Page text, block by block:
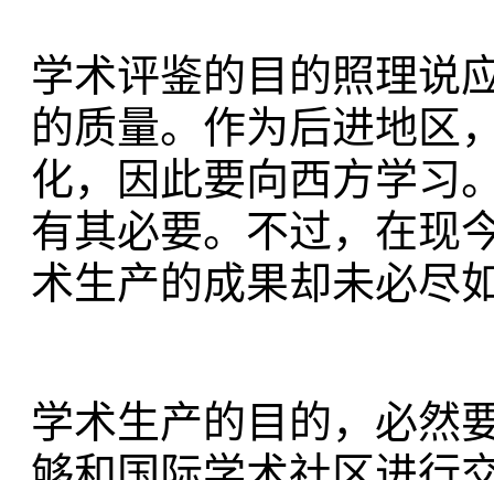
学术评鉴的目的照理说
的质量。作为后进地区
化，因此要向西方学习
有其必要。不过，在现
术生产的成果却未必尽
学术生产的目的，必然